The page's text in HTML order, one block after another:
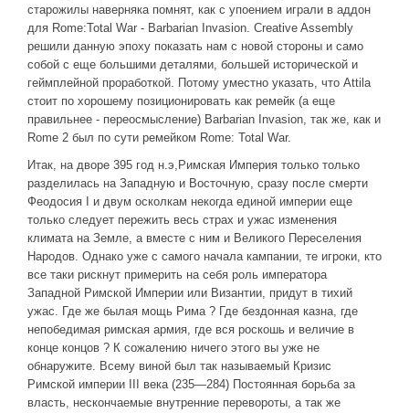
старожилы наверняка помнят, как с упоением играли в аддон
для Rome:Total War - Barbarian Invasion. Creative Assembly
решили данную эпоху показать нам с новой стороны и само
собой с еще большими деталями, большей исторической и
геймплейной проработкой. Потому уместно указать, что Attila
стоит по хорошему позиционировать как ремейк (а еще
правильнее - переосмысление) Barbarian Invasion, так же, как и
Rome 2 был по сути ремейком Rome: Total War.
Итак, на дворе 395 год н.э,Римская Империя только только
разделилась на Западную и Восточную, сразу после смерти
Феодосия I и двум осколкам некогда единой империи еще
только следует пережить весь страх и ужас изменения
климата на Земле, а вместе с ним и Великого Переселения
Народов. Однако уже с самого начала кампании, те игроки, кто
все таки рискнут примерить на себя роль императора
Западной Римской Империи или Византии, придут в тихий
ужас. Где же былая мощь Рима ? Где бездонная казна, где
непобедимая римская армия, где вся роскошь и величие в
конце концов ? К сожалению ничего этого вы уже не
обнаружите. Всему виной был так называемый Кризис
Римской империи III века (235—284) Постоянная борьба за
власть, нескончаемые внутренние перевороты, а так же